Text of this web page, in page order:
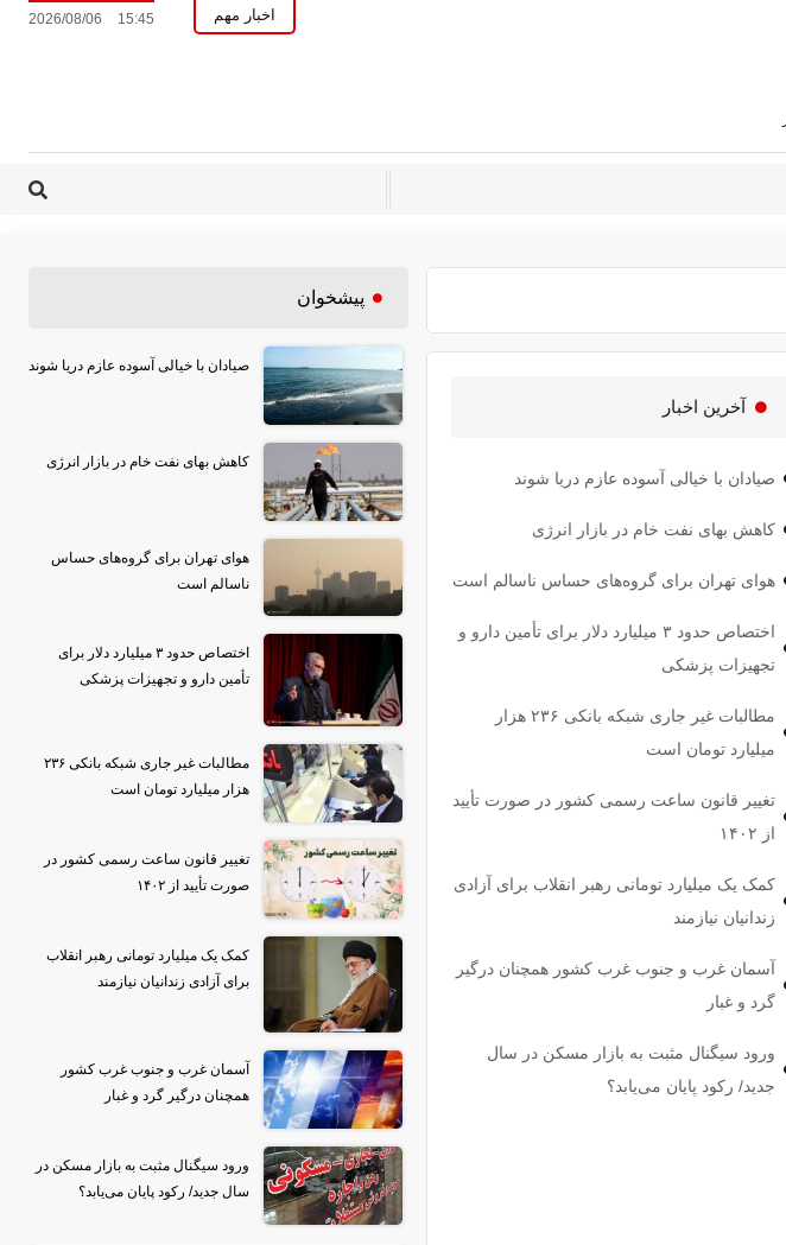
اخبار مهم 15:45
2026/08/06
آخرین اخبار
صیادان با خیالی آسوده عازم دریا شوند
کاهش بهای نفت خام در بازار انرژی
هوای تهران برای گروه‌‌های حساس ناسالم است
اختصاص حدود ۳ میلیارد دلار برای تأمین دارو و
تجهیزات پزشکی
مطالبات غیر جاری شبکه بانکی ۲۳۶ هزار
میلیارد تومان است
تغییر قانون ساعت رسمی کشور در صورت تأیید
از ۱۴۰۲
کمک یک میلیارد تومانی رهبر انقلاب برای آزادی
زندانیان نیازمند
آسمان غرب و جنوب غرب کشور همچنان درگیر
گرد و غبار
ورود سیگنال مثبت به بازار مسکن در سال
جدید/ رکود پایان می‌یابد؟
پیشخوان
صیادان با خیالی آسوده عازم دریا شوند
کاهش بهای نفت خام در بازار انرژی
هوای تهران برای گروه‌‌های حساس
ناسالم است
اختصاص حدود ۳ میلیارد دلار برای
تأمین دارو و تجهیزات پزشکی
مطالبات غیر جاری شبکه بانکی ۲۳۶
هزار میلیارد تومان است
تغییر قانون ساعت رسمی کشور در
صورت تأیید از ۱۴۰۲
کمک یک میلیارد تومانی رهبر انقلاب
برای آزادی زندانیان نیازمند
آسمان غرب و جنوب غرب کشور
همچنان درگیر گرد و غبار
ورود سیگنال مثبت به بازار مسکن در
سال جدید/ رکود پایان می‌یابد؟